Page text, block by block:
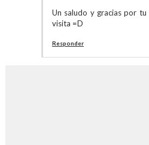
Un saludo y gracias por
visita =D
Responder